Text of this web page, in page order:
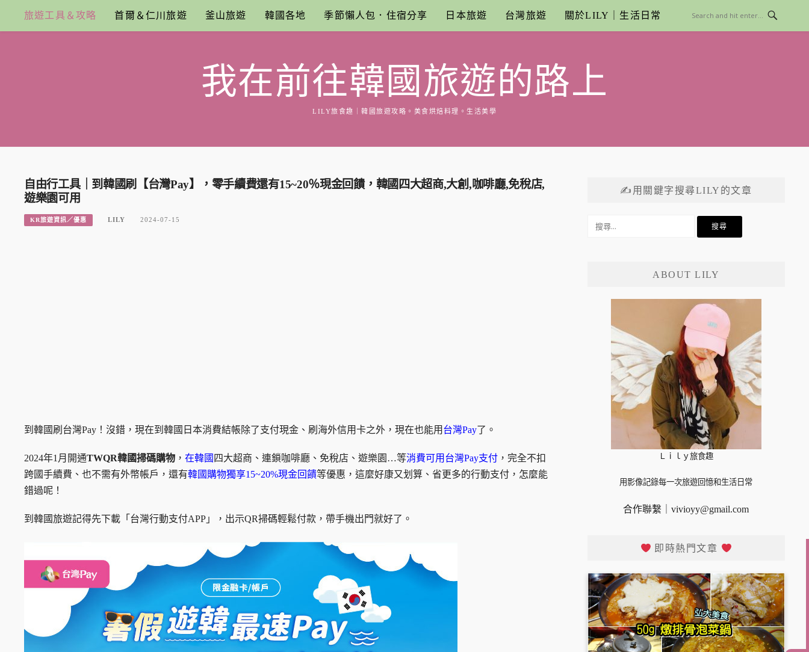
content
旅遊工具＆攻略 首爾＆仁川旅遊 釜山旅遊 韓國各地 季節懶人包．住宿分享 日本旅遊 台灣旅遊 關於LILY｜生活日常
我在前往韓國旅遊的路上
LILY旅食趣｜韓國旅遊攻略。美食烘焙料理。生活美學
自由行工具｜到韓國刷【台灣Pay】，零手續費還有15~20％現金回饋，韓國四大超商,大創,咖啡廳,免稅店,
遊樂園可用
KR旅遊資訊／優惠 LILY 2024-07-15
到韓國刷台灣Pay！沒錯，現在到韓國日本消費結帳除了支付現金、刷海外信用卡之外，現在也能用 台灣Pay了。
2024年1月開通TWQR韓國掃碼購物 ， 在韓國 四大超商、連鎖咖啡廳、免稅店、遊樂園…等消費可用台灣Pay支付 ，完全不扣
跨國手續費、也不需有外幣帳戶，還有韓國購物獨享15~20%現金回饋等優惠，這麼好康又划算、省更多的行動支付，怎麼能
錯過呢！
到韓國旅遊記得先下載「台灣行動支付APP」，出示QR掃碼輕鬆付款，帶手機出門就好了。
✍用關鍵字搜尋LILY的文章
ABOUT LILY
Ｌｉｌｙ旅食趣
用影像記錄每一次旅遊回憶和生活日常
合作聯繫｜vivioyy@gmail.com
即時熱門文章